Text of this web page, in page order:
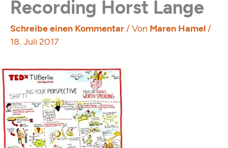
Recording Horst Lange
Schreibe einen Kommentar/ Von Maren Hamel/
18. Juli 2017